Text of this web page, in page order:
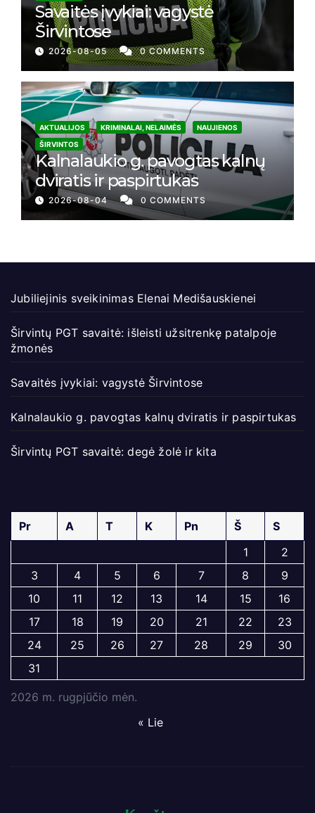
Savaitės įvykiai: vagystė
Širvintose
2026-08-05 0 COMMENTS
AKTUALIJOS KRIMINALAI, NELAIMĖS
NAUJIENOS
ŠIRVINTOS
Kalnalaukio g. pavogtas kalnų
dviratis ir paspirtukas
2026-08-04 0 COMMENTS
Jubiliejinis sveikinimas Elenai Medišauskienei
Širvintų PGT savaitė: išleisti užsitrenkę patalpoje
žmonės
Savaitės įvykiai: vagystė Širvintose
Kalnalaukio g. pavogtas kalnų dviratis ir paspirtukas
Širvintų PGT savaitė: degė žolė ir kita
2026 m. rugpjūčio mėn.
Pr A T K Pn Š
S
1
2
3
4 5 6 7 8
9
10
11 12 13 14 15
16
17
18 19 20 21 22
23
24
25 26 27 28 29
30
31
« Lie